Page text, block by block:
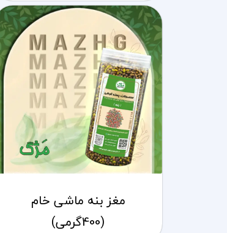
مغز بنه ماشی خام
(400گرمی)